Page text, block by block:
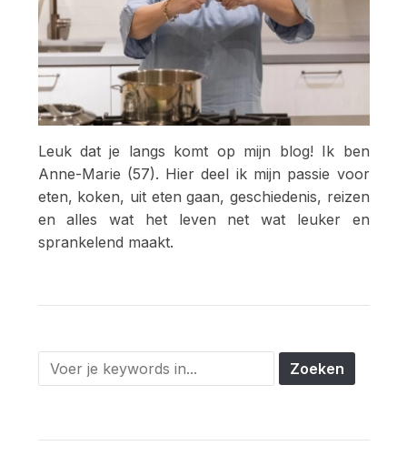
Leuk dat je langs komt op mijn blog! Ik ben
Anne-Marie (57). Hier deel ik mijn passie voor
eten, koken, uit eten gaan, geschiedenis, reizen
en alles wat het leven net wat leuker en
sprankelend maakt.